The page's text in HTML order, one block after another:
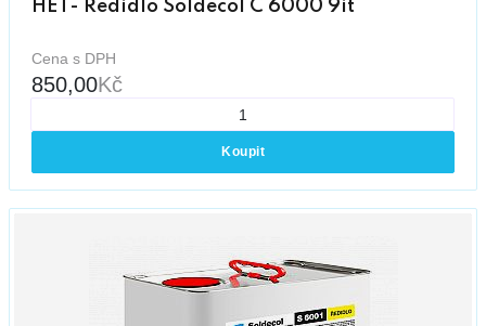
HET- Ředidlo Soldecol C 6000 9it
Cena s DPH
850,00Kč
Koupit